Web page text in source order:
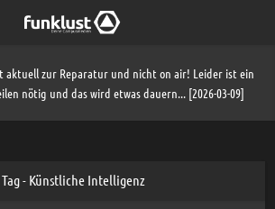
aktuell zur Reparatur und nicht on air! Leider ist ein
nötig und das wird etwas dauern... [2026-03-09]
Tag - Künstliche Intelligenz